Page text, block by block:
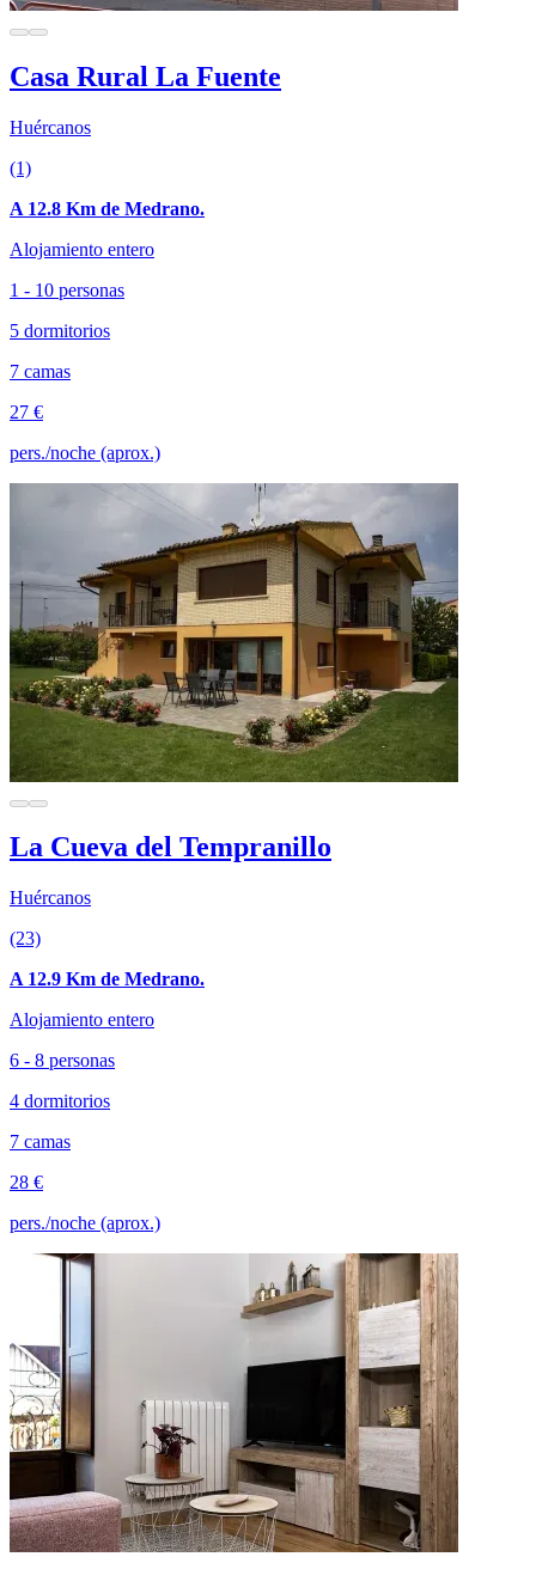
Casa Rural La Fuente
Huércanos
(1)
A 12.8 Km de Medrano.
Alojamiento entero
1 - 10 personas
5 dormitorios
7 camas
27 €
pers./noche (aprox.)
La Cueva del Tempranillo
Huércanos
(23)
A 12.9 Km de Medrano.
Alojamiento entero
6 - 8 personas
4 dormitorios
7 camas
28 €
pers./noche (aprox.)